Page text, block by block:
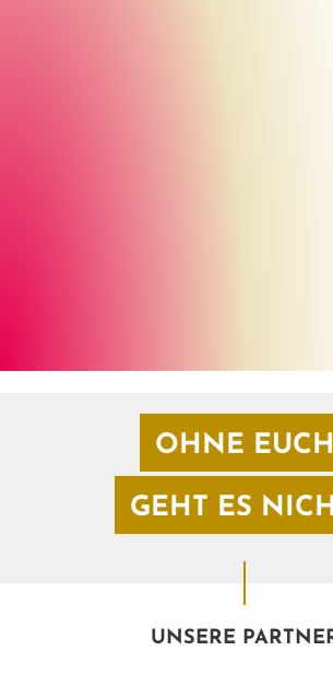
OHNE EUCH
GEHT ES
UNSERE